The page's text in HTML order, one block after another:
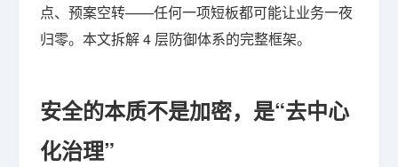
点、预案空转——任何一项短板都可能让业务一夜
归零。本文拆解 4 层防御体系的完整框架。
安全的本质不是加密，是“去中心
化治理”